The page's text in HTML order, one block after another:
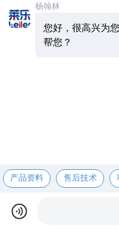
杨翰林
您好，很高兴为
帮您？
产品资料 售后技术